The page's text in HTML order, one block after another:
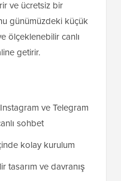
ve ücretsiz bir
günümüzdeki küçük
ölçeklenebilir canlı
getirir.
ve Telegram
sohbet
kolay kurulum
tasarım ve davranış